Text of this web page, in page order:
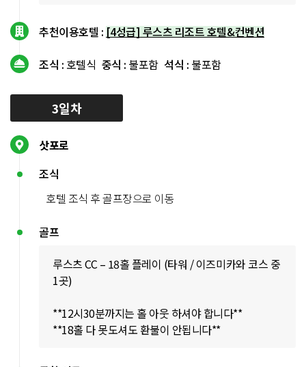
추천이용호텔 :[4성급] 루스츠 리조트 호텔&컨벤션
조식 : 호텔식 중식 : 불포함 석식 : 불포함
3일차
삿포로
조식
호텔 조식 후 골프장으로 이동
골프
루스츠 CC – 18홀 플레이 (타워 / 이즈미카와 코스 중
1곳)
**12시30분까지는 홀 아웃 하셔야 합니다**
**18홀 다 못도셔도 환불이 안됩니다**